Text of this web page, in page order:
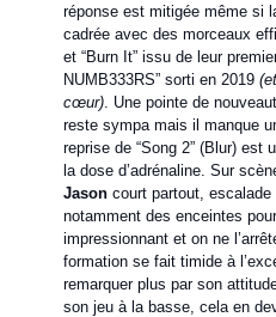
réponse est mitigée même si
cadrée avec des morceaux
et “Burn It” issu de leur
NUMB333RS” sorti en 2019
cœur). Une pointe de
reste sympa mais il manque
reprise de “Song 2” (Blur) est
la dose d’adrénaline. Sur
Jasoncourt partout, escalade
notamment des enceintes
impressionnant et on ne
formation se fait timide à
remarquer plus par son
son jeu à la basse, cela en